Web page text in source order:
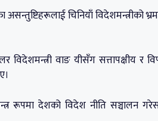
चिनियाँ विदेशमन्त्रीको
वाङ यीसँग सत्तापक्षीय र
रूपमा देशको विदेश नीति सञ्चालन